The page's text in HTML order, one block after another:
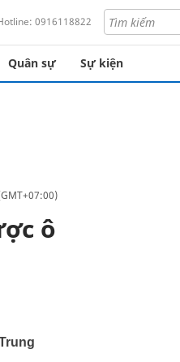
0916118822
Quân sự Sự kiện
ô